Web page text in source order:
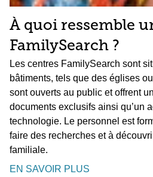
À quoi ressemble
FamilySearch ?
Les centres FamilySearch sont
bâtiments, tels que des églises
sont ouverts au public et offrent
documents exclusifs ainsi qu’un
technologie. Le personnel est
faire des recherches et à
familiale.
EN SAVOIR PLUS